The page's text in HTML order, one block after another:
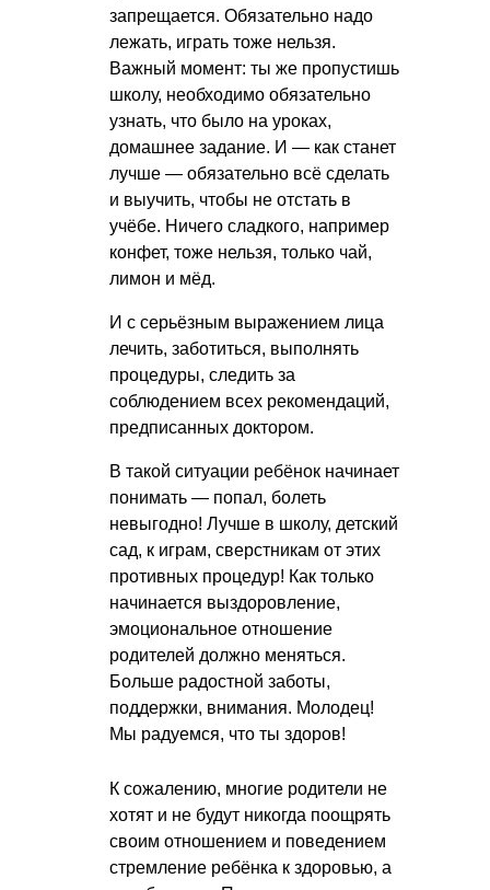
запрещается. Обязательно надо
лежать, играть тоже нельзя.
Важный момент: ты же пропустишь
школу, необходимо обязательно
узнать, что было на уроках,
домашнее задание. И — как станет
лучше — обязательно всё сделать
и выучить, чтобы не отстать в
учёбе. Ничего сладкого, например
конфет, тоже нельзя, только чай,
лимон и мёд.
И с серьёзным выражением лица
лечить, заботиться, выполнять
процедуры, следить за
соблюдением всех рекомендаций,
предписанных доктором.
В такой ситуации ребёнок начинает
понимать — попал, болеть
невыгодно! Лучше в школу, детский
сад, к играм, сверстникам от этих
противных процедур! Как только
начинается выздоровление,
эмоциональное отношение
родителей должно меняться.
Больше радостной заботы,
поддержки, внимания. Молодец!
Мы радуемся, что ты здоров!
К сожалению, многие родители не
хотят и не будут никогда поощрять
своим отношением и поведением
стремление ребёнка к здоровью, а